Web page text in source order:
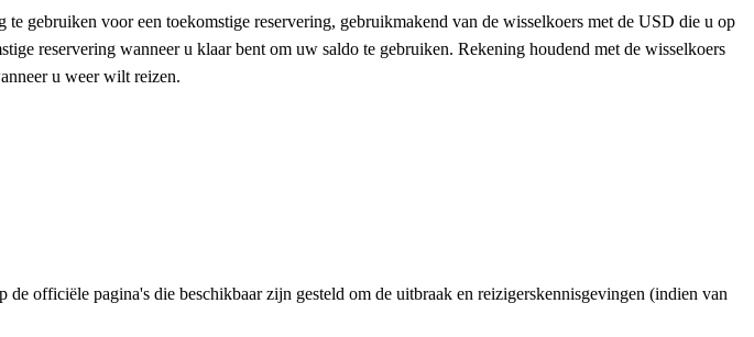
gebruiken voor een toekomstige reservering, gebruikmakend van de wisselkoers met de USD die u op
reservering wanneer u klaar bent om uw saldo te gebruiken. Rekening houdend met de wisselkoers
u weer wilt reizen.
officiële pagina's die beschikbaar zijn gesteld om de uitbraak en reizigerskennisgevingen (indien van